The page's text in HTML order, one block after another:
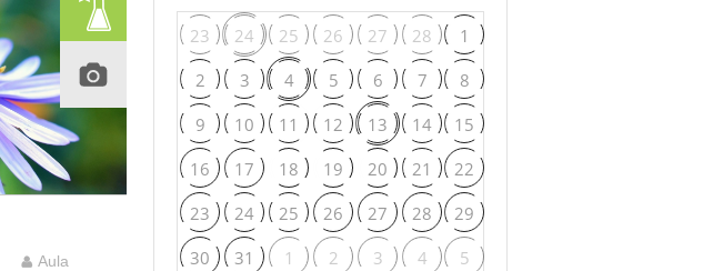
Aula
23 24 25 26 27 28
1
2
3 4 5 6 7
8
9
10 11 12 13 14
15
16
17 18 19 20 21
22
23
24 25 26 27 28
29
30
31 1 2 3 4 5